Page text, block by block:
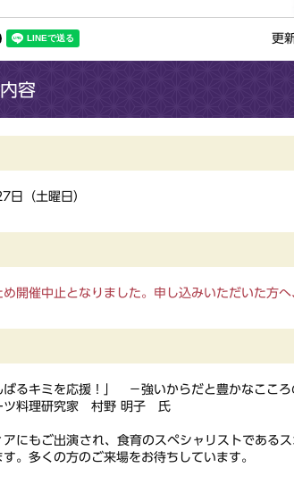
更
容
日（土曜日）
開催中止となりました。申し込みいただいた方
るキミを応援！」 －強いからだと豊かなこころ
料理研究家 村野 明子 氏
アにもご出演され、食育のスペシャリストである
。多くの方のご来場をお待ちしています。